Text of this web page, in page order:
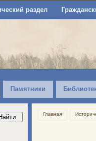
раздел
Памятники
Главная